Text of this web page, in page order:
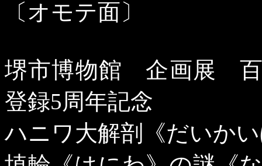
〔オモテ面〕
堺市博物館 企画展
登録5周年記念
ハニワ大解剖《だいか